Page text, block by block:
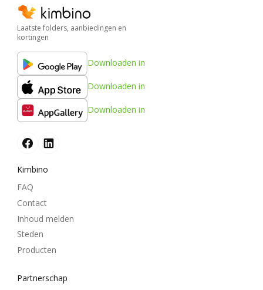
Laatste folders, aanbiedingen en
kortingen
Downloaden in
Downloaden in
Downloaden in
Kimbino
FAQ
Contact
Inhoud melden
Steden
Producten
Partnerschap